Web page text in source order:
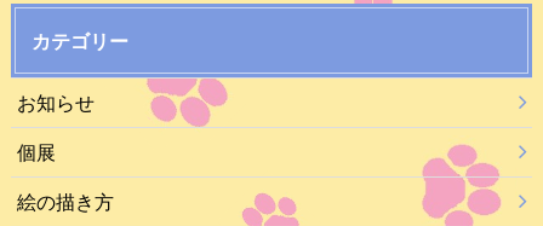
カテゴリー
お知らせ
個展
絵の描き方